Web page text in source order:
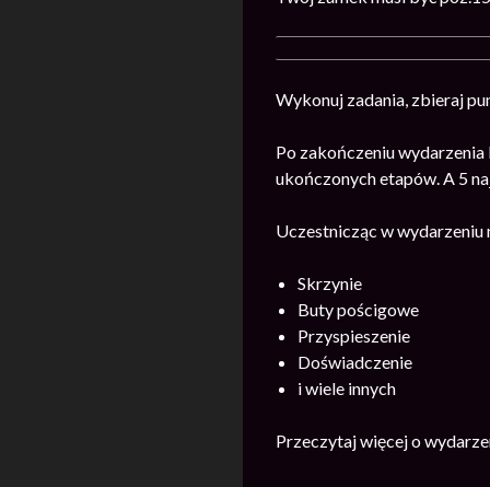
Wykonuj zadania, zbieraj
Po zakończeniu
ukończonych etapów. A 5
Uczestnicząc w wydarzeniu
Skrzynie
Buty pościgowe
Przyspieszenie
Doświadczenie
i wiele innych
Przeczytaj więcej o